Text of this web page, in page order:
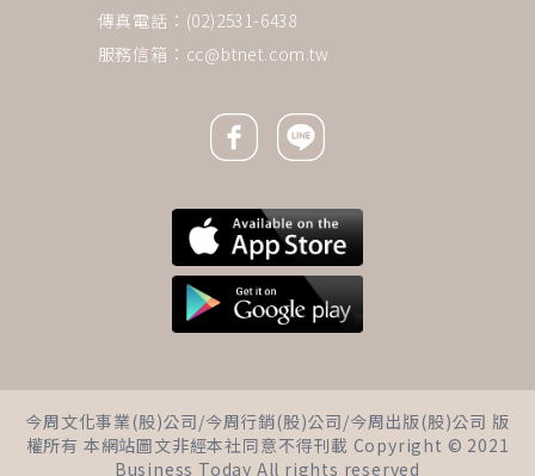
比住養老院便宜！老夫妻賣房搭
郵輪環遊世界，爽玩500天免洗
碗、鋪床：這才是退休應該有的
傳真電話：(02)2531-6438
服務信箱： cc@btnet.com.tw
Facebook icon
Line icon
今周文化事業(股)公司/今周行銷(股)公司/今周出版(股)公司 版
權所有 本網站圖文非經本社同意不得刊載 Copyright © 2021
Business Today All rights reserved